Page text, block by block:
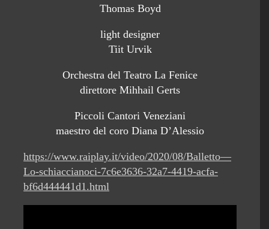
Thomas Boyd
light designer
Tiit Urvik
Orchestra del Teatro La Fenice
direttore Mihhail Gerts
Piccoli Cantori Veneziani
maestro del coro Diana D’Alessio
https://www.raiplay.it/video/2020/08/Balletto—
Lo-schiaccianoci-7c6e3636-32a7-4419-acfa-
bf6d444441d1.html